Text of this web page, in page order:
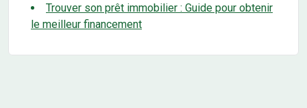
Trouver son prêt immobilier : Guide pour obtenir
le meilleur financement